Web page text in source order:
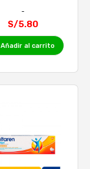
S/5.80
Añadir al carrito